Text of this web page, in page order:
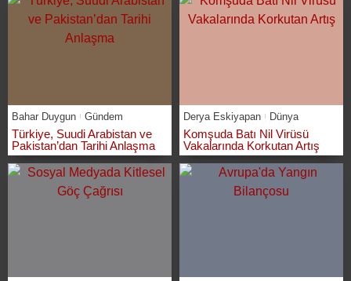
Bahar Duygun Gündem
Türkiye, Suudi Arabistan ve
Pakistan’dan Tarihi Anlaşma
Derya Eskiyapan Dünya
Komşuda Batı Nil Virüsü
Vakalarında Korkutan Artış